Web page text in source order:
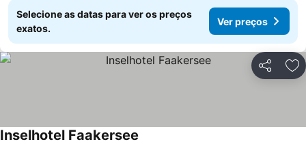
Selecione as datas para ver os preços
exatos.
Ver preços
Partilhar
Inselhotel Faakersee